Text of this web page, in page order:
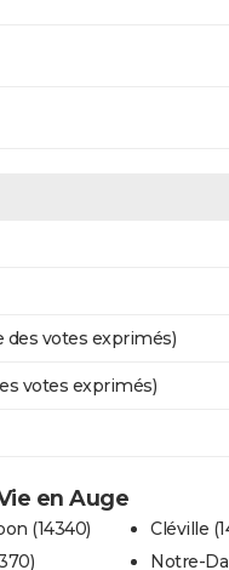
des votes exprimés)
votes exprimés)
en Auge
(14340)
Cléville
Notre-